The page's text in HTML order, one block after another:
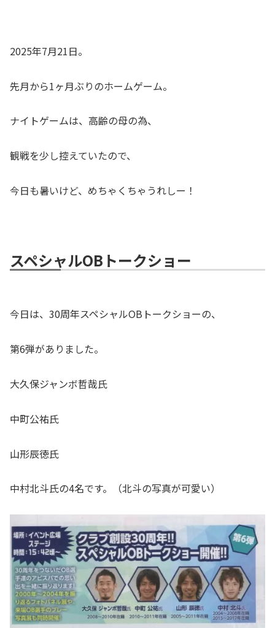
2025年7月21日。
先月から1ヶ月ぶりのホームゲーム。
ナイトゲームは、高齢の母の為、
観戦を少し控えていたので、
今日も暑いけど、めちゃくちゃうれしー！
スペシャルOBトークショー
今日は、30周年スペシャルOBトークショーの、
第6弾がありました。
大久保ジャンボ哲哉氏
中町公祐氏
山形辰徳氏
中村北斗氏の4名です。（北斗の写真が可愛い）